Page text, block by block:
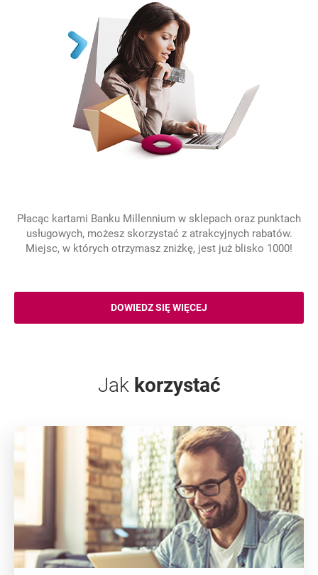
Płacąc kartami Banku Millennium w sklepach oraz punktach
usługowych, możesz skorzystać z atrakcyjnych rabatów.
Miejsc, w których otrzymasz zniżkę, jest już blisko 1000!
DOWIEDZ SIĘ WIĘCEJPROGRAM INSPIRACJE
Jak korzystać